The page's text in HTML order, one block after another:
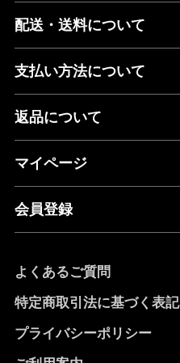
配送・送料について
支払い方法について
返品について
マイページ
会員登録
よくあるご質問
特定商取引法に基づく表記
プライバシーポリシー